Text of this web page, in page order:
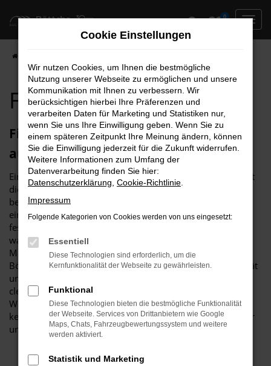
Zum
springen
0
Fiat 500e Neuwagen
Fiat 500e Neuwagen – Erstklassigkeit
auf vier Rädern
Ein Fiat 500e Neuwagen ist in puncto Qualität und Komfort
die beste Wahl, die Sie treffen können. Die Besonderheit
besteht darin, dass all Ihr Wünsche und Anforderungen an
ein perfektes Fahrzeug Berücksichtigung finden und Sie
festlegen, was Ihr Fiat 500e Neuwagen können muss und
was verzichtbar ist. Selbiges gilt natürlich auch für die
Motorisierung und die Lackfarbe. Wir vom Autohaus
Böttche bieten Fiat 500e Neuwagen in erstklassiger Qualität
und sind stets in der Lage Sonderpreise einzuräumen oder
clevere Pakete mit besonderer Ausstattung zu schnüren.
Wenn es um das Unterbreiten attraktiver Angebote geht,
kennt unsere Kreativität wahrlich keine Grenzen, wobei wir
uns stets an Ihren Bedürfnissen orientieren.
Cookie Einstellungen
Wir nutzen Cookies, um Ihnen die bestmögliche
Nutzung unserer Webseite zu ermöglichen und unsere
Kommunikation mit Ihnen zu verbessern. Wir
berücksichtigen hierbei Ihre Präferenzen und
verarbeiten Daten für Marketing und Statistiken nur,
wenn Sie uns Ihre Einwilligung geben. Wenn Sie zu
einem späteren Zeitpunkt Ihre Meinung ändern, können
Sie die Einwilligung jederzeit für die Zukunft widerrufen.
Weitere Informationen zum Umfang der
Datenverarbeitung finden Sie hier:
Datenschutzerklärung Cookie-Richtlinie
Impressum
Folgende Kategorien von Cookies werden von uns eingesetzt:
Essentiell
Diese Technologien sind erforderlich, um die
Kernfunktionalität der Webseite zu gewährleisten.
Funktional
Diese Technologien bieten die bestmögliche Funktionalität
der Webseite. Services von Drittanbietern wie Google
Maps, Chats, Fahrzeugbewertungssystem und weitere
werden aktiviert.
Statistik und Marketing